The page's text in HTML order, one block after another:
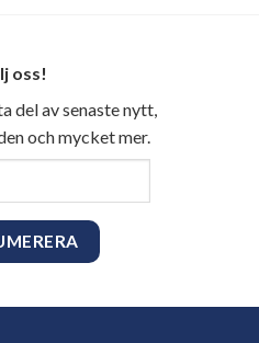
oss!
del av senaste nytt,
och mycket mer.